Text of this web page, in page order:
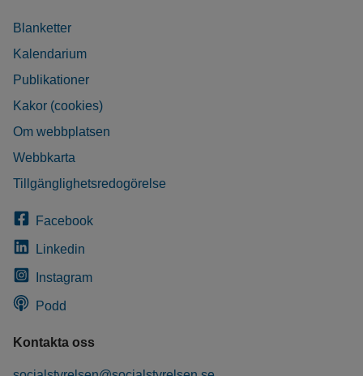
Blanketter
Kalendarium
Publikationer
Kakor (cookies)
Om webbplatsen
Webbkarta
Tillgänglighetsredogörelse
Facebook
Linkedin
Instagram
Podd
Kontakta oss